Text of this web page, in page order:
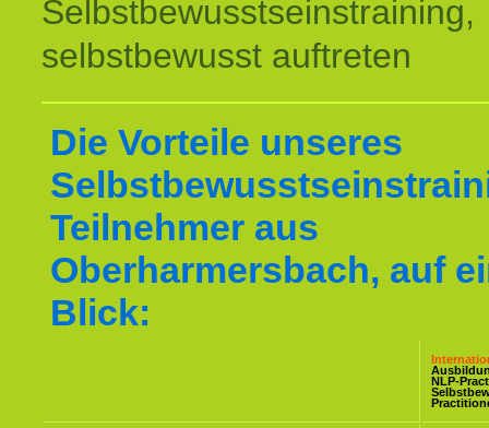
Selbstbewusstseinstraining,
selbstbewusst auftreten
Die Vorteile unseres
Teilnehmer aus
Oberharmersbach, auf
Blick:
NLP-